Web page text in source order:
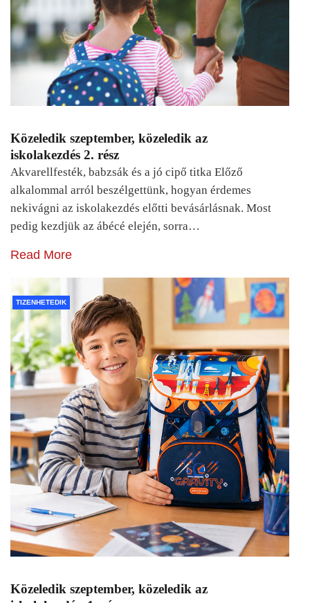
Közeledik szeptember, közeledik az
iskolakezdés 2. rész
Akvarellfesték, babzsák és a jó cipő titka Előző
alkalommal arról beszélgettünk, hogyan érdemes
nekivágni az iskolakezdés előtti bevásárlásnak. Most
pedig kezdjük az ábécé elején, sorra…
Read More
TIZENHETEDIK
Közeledik szeptember, közeledik az